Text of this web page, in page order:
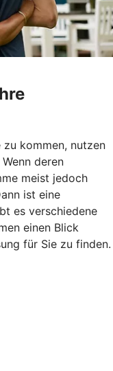
zu kommen, nutzen
deren
meist jedoch
ist eine
es verschiedene
einen Blick
für Sie zu finden.